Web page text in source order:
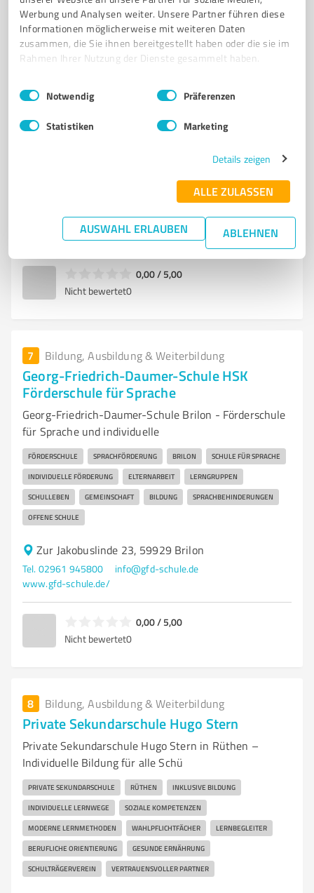
Werbung und Analysen weiter. Unsere Partner führen diese
Informationen möglicherweise mit weiteren Daten
zusammen, die Sie ihnen bereitgestellt haben oder die sie im
Rahmen Ihrer Nutzung der Dienste gesammelt haben.
Impressum Datenschutzbestimmungen
Einwilligungsauswahl
Notwendig Präferenzen
Statistiken Marketing
Details zeigen
ALLE ZULASSEN
AUSWAHL ERLAUBEN ABLEHNEN
6 Bildung, Ausbildung & Weiterbildung
Privates Liebfrauengymnasium Büren
Privates Liebfrauengymnasium in Büren - Bildung bis
CHRISTLICHES MENSCHENBILD INDIVIDUELLE FÖRDERUNG
Lindenstraße 15, 33142 Büren
Tel. 02951 98360
info@lfg-bueren.de
www.liebfrauengymnasium-bueren.de/
0,00 / 5,00
Nicht bewertet0
7 Bildung, Ausbildung & Weiterbildung
Georg-Friedrich-Daumer-Schule HSK
Förderschule für Sprache
Georg-Friedrich-Daumer-Schule Brilon - Förderschule
für Sprache und individuelle
FÖRDERSCHULE SPRACHFÖRDERUNG BRILON SCHULE FÜR SPRACHE
INDIVIDUELLE FÖRDERUNG ELTERNARBEIT LERNGRUPPEN
SCHULLEBEN GEMEINSCHAFT BILDUNG SPRACHBEHINDERUNGEN
OFFENE SCHULE
Zur Jakobuslinde 23, 59929 Brilon
Tel. 02961 945800
info@gfd-schule.de
www.gfd-schule.de/
0,00 / 5,00
Nicht bewertet0
8 Bildung, Ausbildung & Weiterbildung
Private Sekundarschule Hugo Stern
Private Sekundarschule Hugo Stern in Rüthen –
Individuelle Bildung für alle Schü
PRIVATE SEKUNDARSCHULE RÜTHEN INKLUSIVE BILDUNG
INDIVIDUELLE LERNWEGE SOZIALE KOMPETENZEN
MODERNE LERNMETHODEN WAHLPFLICHTFÄCHER LERNBEGLEITER
BERUFLICHE ORIENTIERUNG GESUNDE ERNÄHRUNG
SCHULTRÄGERVEREIN VERTRAUENSVOLLER PARTNER